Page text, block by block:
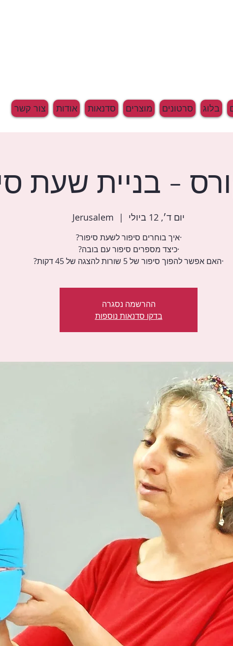
צור קשר אודות סדנאות מוצרים סרטונים בלוג
- בניית שעת
יום ד׳, 12 ביולי
  |
Jerusalem
·האם אפשר להפוך סיפור של 5 שורות להצגה של 45 דקות?
ההרשמה נסגרה
בדקו סדנאות נוספות